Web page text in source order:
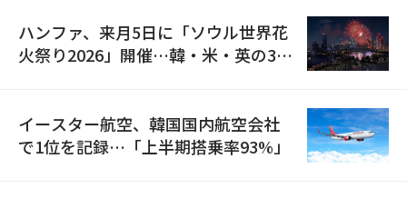
ハンファ、来月5日に「ソウル世界花
火祭り2026」開催…韓・米・英の3カ
イースター航空、韓国国内航空会社
で1位を記録…「上半期搭乗率93%」